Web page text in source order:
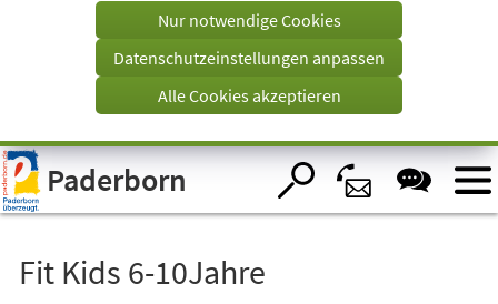
Visuelle
Assistenzsoftware
öffnen.
einem
Tab)
Nur notwendige Cookies
Datenschutzeinstellungen anpassen
Alle Cookies akzeptieren
Paderborn
Fit Kids 6-10Jahre